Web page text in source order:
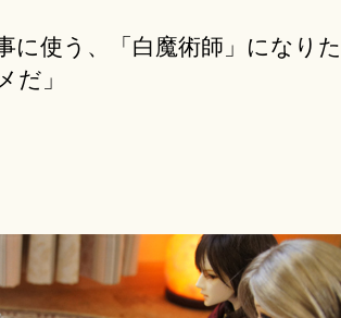
に使う、「白魔術師」になり
だ」